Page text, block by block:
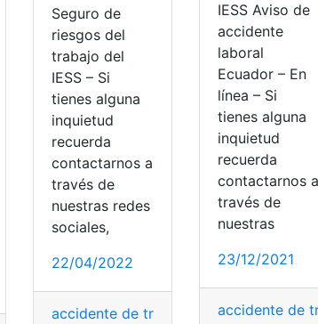
Seguro de
riesgos del
trabajo del
IESS – Si
tienes alguna
inquietud
recuerda
contactarnos a
través de
nuestras redes
sociales,
22/04/2022
accidente de trabajo Accidentes
IESS Aviso de
accidente
laboral
Ecuador – En
línea – Si
tienes alguna
inquietud
recuerda
contactarnos a
través de
nuestras
23/12/2021
accidente de